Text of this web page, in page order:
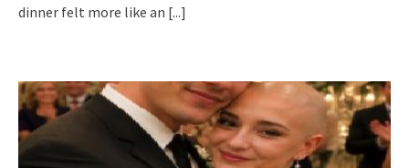
dinner felt more like an [...]